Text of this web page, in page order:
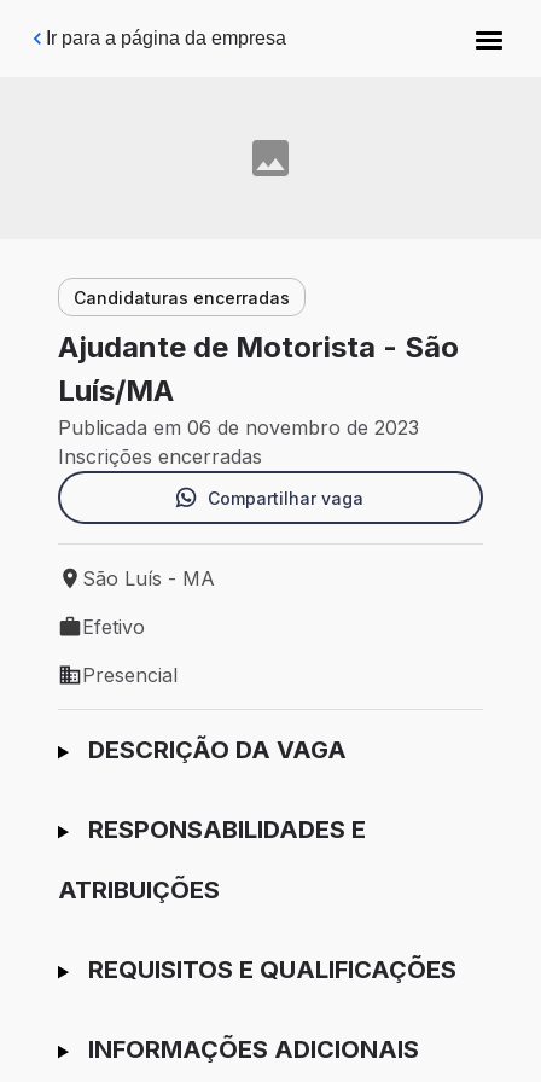
Pular para o conteúdo principal
Ir para a página da empresa
Candidaturas encerradas
Ajudante de Motorista - São
Luís/MA
Publicada em 06 de novembro de 2023
Inscrições encerradas
Compartilhar vaga
Local de trabalho: São Luís - MA
São Luís - MA
Tipo de vaga: Efetivo
Efetivo
Modelo de trabalho: Presencial
Presencial
Ir para candidatura
DESCRIÇÃO DA VAGA
RESPONSABILIDADES E
ATRIBUIÇÕES
REQUISITOS E QUALIFICAÇÕES
INFORMAÇÕES ADICIONAIS